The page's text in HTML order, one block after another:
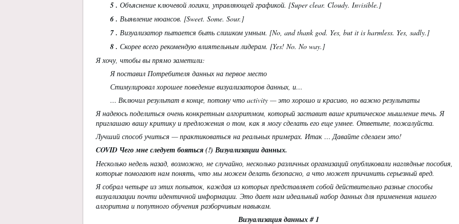
5 . Объяснение ключевой логики, управляющей графикой. [Super clear. Cloudy. Invisible.]
6 . Выявление нюансов. [Sweet. Some. Sour.]
7. Визуализатор пытается быть слишком умным. [No, and thank god. Yes, but it is harmless. Yes, sadly.]
8 . Скорее всего рекомендую влиятельным лидерам. [Yes! No. No way.]
Я хочу, чтобы вы прямо заметили:
Я поставил Потребителя данных на первое место
Стимулировал хорошее поведение визуализаторов данных, и…
… Включил результат в конце, потому что activity — это хорошо и красиво, но важно результаты
Я надеюсь поделиться очень конкретным алгоритмом, который заставит ваше критическое мышление течь. Я
приглашаю вашу критику и предложения о том, как я могу сделать его еще умнее. Ответьте, пожалуйста.
Лучший способ учиться — практиковаться на реальных примерах. Итак … Давайте сделаем это!
COVID Чего мне следует бояться (!) Визуализации данных.
Несколько недель назад, возможно, не случайно, несколько различных организаций опубликовали наглядные пособия,
которые помогают нам понять, что мы можем делать безопасно, а что может причинить серьезный вред.
Я собрал четыре из этих попыток, каждая из которых представляет собой действительно разные способы
визуализации почти идентичной информации. Это дает нам идеальный набор данных для применения нашего
алгоритма и попутного обучения разборчивым навыкам.
Визуализация данных # 1